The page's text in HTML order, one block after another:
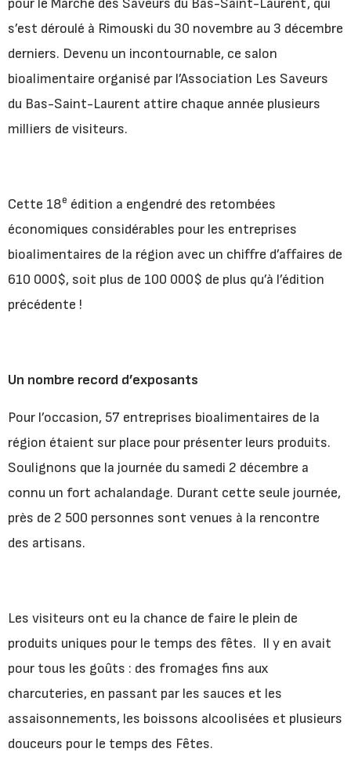
pour le Marché des Saveurs du Bas-Saint-Laurent, qui
s’est déroulé à Rimouski du 30 novembre au 3 décembre
derniers. Devenu un incontournable, ce salon
bioalimentaire organisé par l’Association Les Saveurs
du Bas-Saint-Laurent attire chaque année plusieurs
milliers de visiteurs.
Cette 18e édition a engendré des retombées
économiques considérables pour les entreprises
bioalimentaires de la région avec un chiffre d’affaires de
610 000$, soit plus de 100 000$ de plus qu’à l’édition
précédente !
Un nombre record d’exposants
Pour l’occasion, 57 entreprises bioalimentaires de la
région étaient sur place pour présenter leurs produits.
Soulignons que la journée du samedi 2 décembre a
connu un fort achalandage. Durant cette seule journée,
près de 2 500 personnes sont venues à la rencontre
des artisans.
Les visiteurs ont eu la chance de faire le plein de
produits uniques pour le temps des fêtes. Il y en avait
pour tous les goûts : des fromages fins aux
charcuteries, en passant par les sauces et les
assaisonnements, les boissons alcoolisées et plusieurs
douceurs pour le temps des Fêtes.